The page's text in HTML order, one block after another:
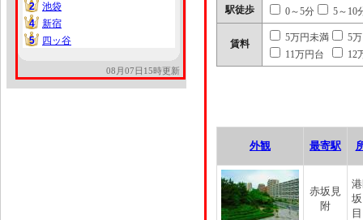
2
2
池袋
4
4
新宿
5
5 四ッ谷
08月07日15時更新
駅徒歩 0～5分 5～10
賃料
5万円未満
5
11万円台
12
外観 最寄駅
赤坂見
附
目